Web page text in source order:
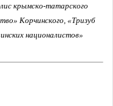
крымско-татарского
Корчинского, «Тризуб
националистов»